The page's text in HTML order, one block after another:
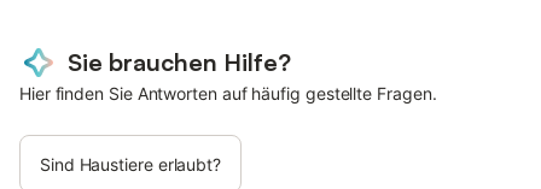
Sie brauchen Hilfe?
Hier finden Sie Antworten auf häufig gestellte Fragen.
Sind Haustiere erlaubt?